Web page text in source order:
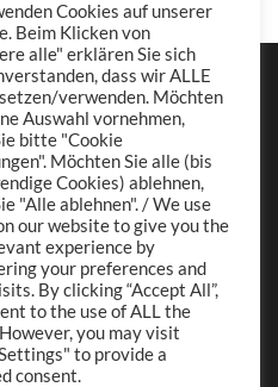
Cookies auf unserer
Beim Klicken von
alle" erklären Sie sich
dass wir ALLE
verwenden. Möchten
Auswahl vornehmen,
bitte "Cookie
Möchten Sie alle (bis
Cookies) ablehnen,
"Alle ablehnen". / We use
our website to give you the
experience by
your preferences and
By clicking “Accept All”,
to the use of ALL the
you may visit
to provide a
consent.